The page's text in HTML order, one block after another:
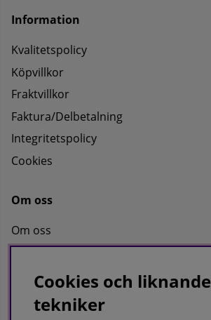
Information
Kvalitetspolicy
Köpvillkor
Fraktvillkor
Faktura/Delbetalning
Integritetspolicy
Cookies
Om oss
Om oss
Kontakta oss
KRISTERS MÖBLER MASKIN AB
Cookies och liknande
tekniker